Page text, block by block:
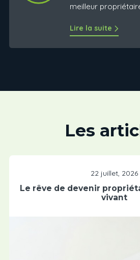
meilleur
Lire la suite
Les
22 juillet, 2026
Le rêve de devenir
vivant